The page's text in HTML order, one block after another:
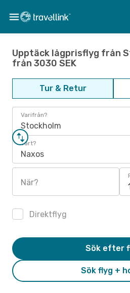
Upptäck lågprisflyg från
från 3030 SEK
Tur & Retur
Varifrån?
Stockholm
Vart?
Naxos
När?
Direktflyg
Sök flyg +
Sök efter